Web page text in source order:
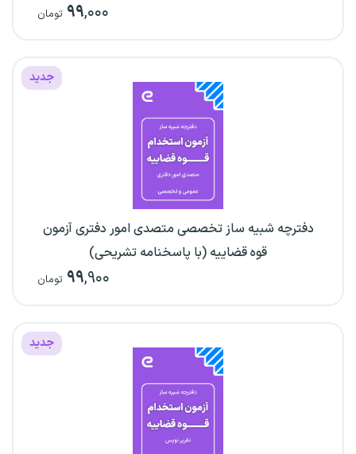
۹۹,۰۰۰ تومان
جدید
دفترچه شبیه ساز تخصصی متصدی امور دفتری آزمون
قوه قضاییه (با پاسخنامه تشریحی)
۹۹,۹۰۰ تومان
جدید